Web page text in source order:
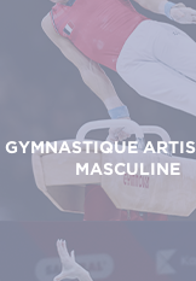
GYMNASTIQUE
MASCULINE